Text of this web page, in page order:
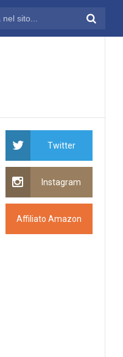
Twitter
Instagram
Affiliato Amazon